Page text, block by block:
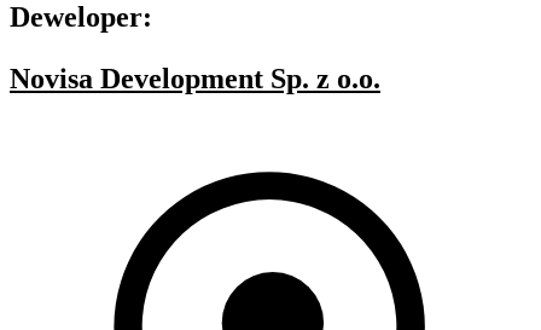
Deweloper:
Novisa Development Sp. z o.o.